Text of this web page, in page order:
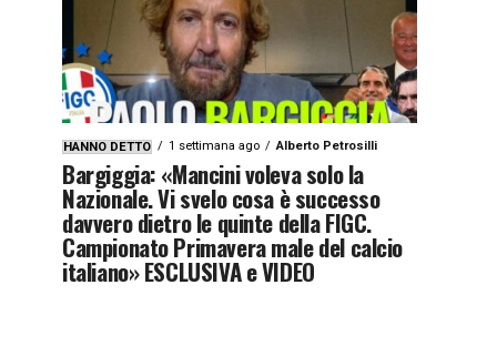
HANNO DETTO 1 settimana ago Alberto Petrosilli
Bargiggia: «Mancini voleva solo la
Nazionale. Vi svelo cosa è successo
davvero dietro le quinte della FIGC.
Campionato Primavera male del calcio
italiano» ESCLUSIVA e VIDEO